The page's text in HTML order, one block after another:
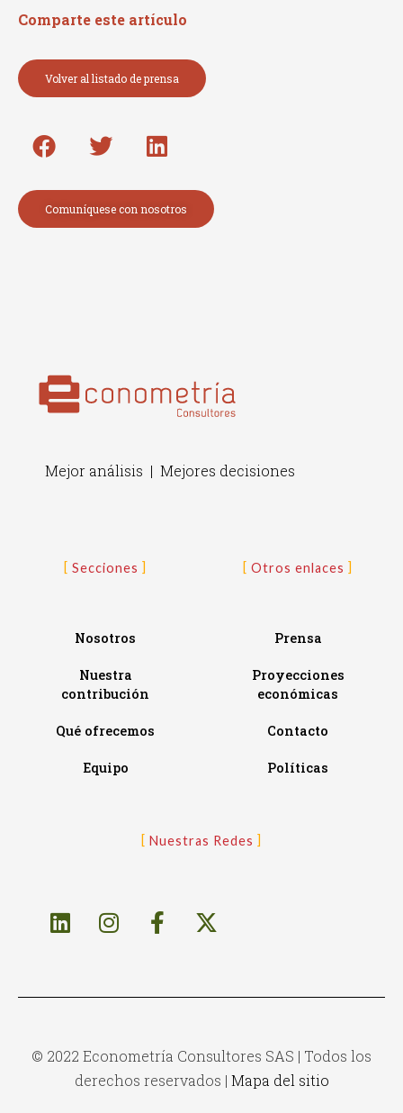
Comparte este artículo
Volver al listado de prensa
Comuníquese con nosotros
Mejor análisis | Mejores decisiones
Secciones
Nosotros
Nuestra
contribución
Qué ofrecemos
Equipo
Otros enlaces
Prensa
Proyecciones
económicas
Contacto
Políticas
Nuestras Redes
© 2022 Econometría Consultores SAS | Todos los
derechos reservados | Mapa del sitio